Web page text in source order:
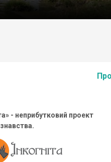
- неприбутковий проект